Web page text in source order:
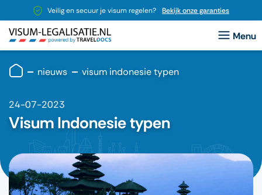
Veilig en secuur je visum regelen? Bekijk onze garanties
nieuws visum indonesie typen
24-07-2023
Visum Indonesie typen